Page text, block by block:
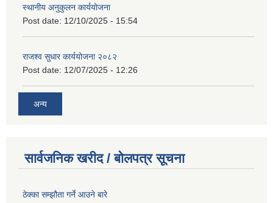
स्थानीय अनुकुलन कार्ययोजना
Post date: 12/10/2025 - 15:54
राजश्व सुधार कार्ययोजना २०८२
Post date: 12/07/2025 - 12:26
अन्य
सार्वजनिक खरीद / बोलपत्र सूचना
ठेक्का सम्झौता गर्ने आउने बारे